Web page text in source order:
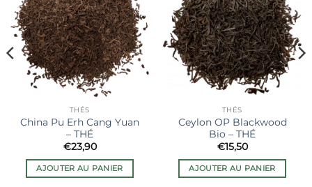
à la liste
de
souhaits
THÉS
China Pu Erh Cang Yuan
– THÉ
€23,90
AJOUTER AU PANIER
à la liste
de
souhaits
THÉS
Ceylon OP Blackwood
Bio – THÉ
€15,50
AJOUTER AU PANIER